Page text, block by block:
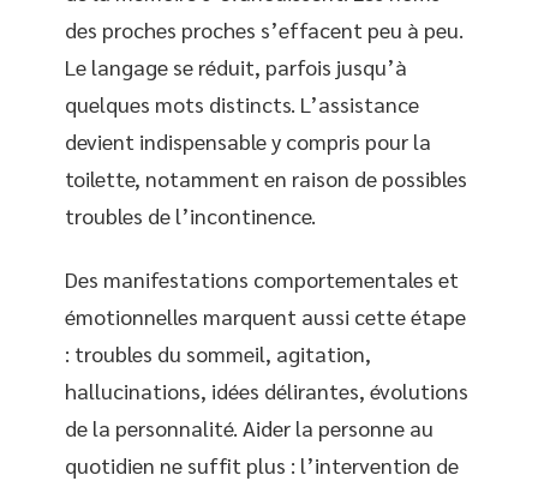
des proches proches s’effacent peu à peu.
Le langage se réduit, parfois jusqu’à
quelques mots distincts. L’assistance
devient indispensable y compris pour la
toilette, notamment en raison de possibles
troubles de l’incontinence.
Des manifestations comportementales et
émotionnelles marquent aussi cette étape
: troubles du sommeil, agitation,
hallucinations, idées délirantes, évolutions
de la personnalité. Aider la personne au
quotidien ne suffit plus : l’intervention de